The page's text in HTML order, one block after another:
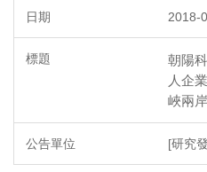
2018-
朝陽
人企
峽兩
[研究